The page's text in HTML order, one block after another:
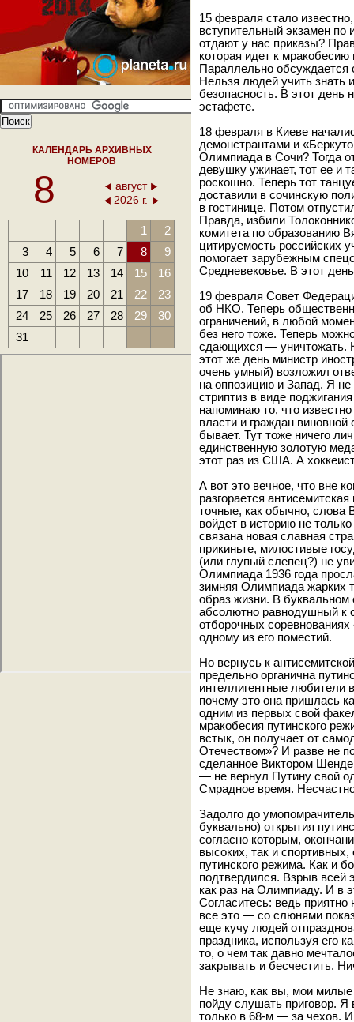
КАЛЕНДАРЬ АРХИВНЫХ
НОМЕРОВ
8
август
2026 г.
1
2
3
4 5 6 7 8
9
10
11 12 13 14 15
16
17
18 19 20 21 22
23
24
25 26 27 28 29
30
31
15 февраля стало
вступительный экзамен по
отдают у нас приказы?
которая идет к
Параллельно обсуждается
Нельзя людей учить знать
безопасность. В этот
эстафете.
18 февраля в Киеве
демонстрантами и
Олимпиада в Сочи? Тогда
девушку ужинает, тот ее и
роскошно. Теперь тот
доставили в сочинскую
в гостинице. Потом
Правда, избили
комитета по образованию
цитируемость российских
помогает зарубежным
Средневековье. В этот
19 февраля Совет
об НКО. Теперь
ограничений, в любой
без него тоже. Теперь
сдающихся — уничтожать.
этот же день министр
очень умный) возложил
на оппозицию и Запад. Я
стриптиз в виде
напоминаю то, что
власти и граждан
бывает. Тут тоже ничего
единственную золотую
этот раз из США. А
А вот это вечное, что вне
разгорается
точные, как обычно, слова
войдет в историю не
связана новая славная
прикиньте, милостивые
(или глупый слепец?) не
Олимпиада 1936 года
зимняя Олимпиада жарких
образ жизни. В буквальном
абсолютно равнодушный к
отборочных
одному из его поместий.
Но вернусь к
предельно органична
интеллигентные любители
почему это она пришлась
одним из первых свой
мракобесия путинского
встык, он получает от
Отечеством»? И разве не
сделанное Виктором
— не вернул Путину свой
Смрадное время.
Задолго до
буквально) открытия
согласно которым,
высоких, так и спортивных,
путинского режима. Как и
подтвердился. Взрыв всей
как раз на Олимпиаду. И в
Согласитесь: ведь приятно
все это — со слюнями
еще кучу людей
праздника, используя его
то, о чем так давно
закрывать и бесчестить.
Не знаю, как вы, мои милые
пойду слушать приговор.
только в 68-м — за чехов.